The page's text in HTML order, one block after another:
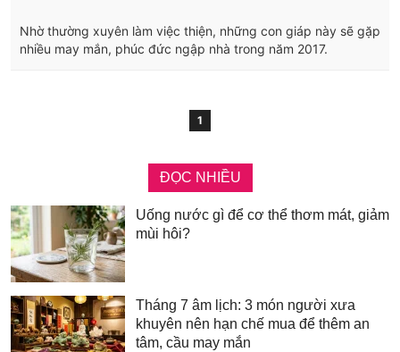
Nhờ thường xuyên làm việc thiện, những con giáp này sẽ gặp
nhiều may mắn, phúc đức ngập nhà trong năm 2017.
1
ĐỌC NHIỀU
Uống nước gì để cơ thể thơm mát, giảm
mùi hôi?
Tháng 7 âm lịch: 3 món người xưa
khuyên nên hạn chế mua để thêm an
tâm, cầu may mắn